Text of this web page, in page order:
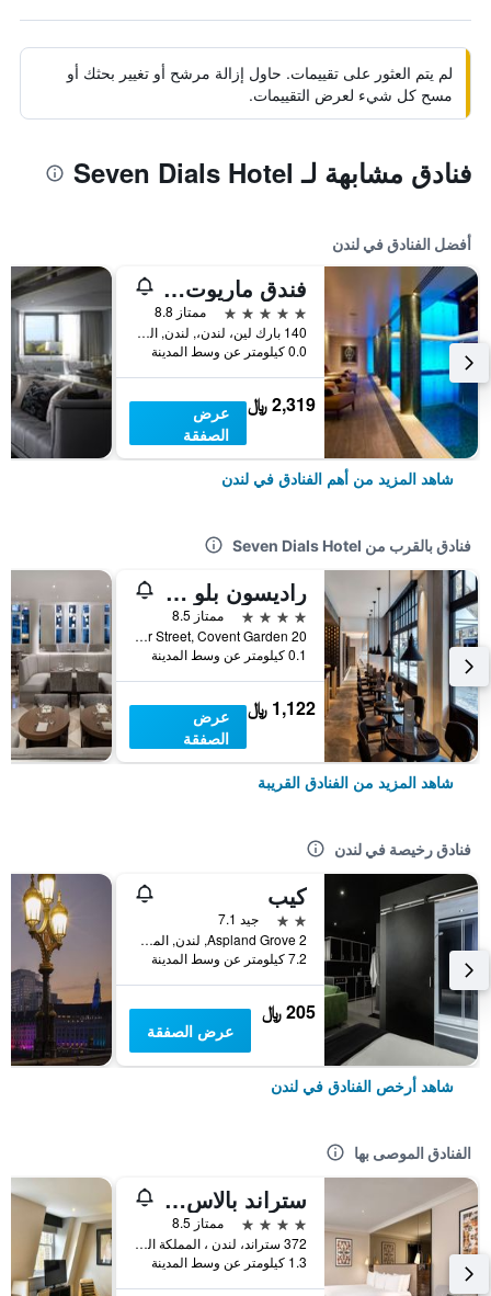
لم يتم العثور على تقييمات. حاول إزالة مرشح أو تغيير بحثك أو
مسح كل شيء لعرض التقييمات.
فنادق مشابهة لـ Seven Dials Hotel
أفضل الفنادق في لندن
فندق ماريوت لندن بارك لاين
5 نجوم
ممتاز 8.8
140 بارك لين، لندن،, لندن, المملكة المتحدة
0.0 كيلومتر عن وسط المدينة
2,319 ﷼
عرض
الصفقة
شاهد المزيد من أهم الفنادق في لندن
فنادق بالقرب من Seven Dials Hotel
راديسون بلو هوتل، لندن ميرسر ستريت
4 نجوم
ممتاز 8.5
20 Mercer Street, Covent Garden, لندن, المملكة المتحدة
0.1 كيلومتر عن وسط المدينة
1,122 ﷼
عرض
الصفقة
شاهد المزيد من الفنادق القريبة
فنادق رخيصة في لندن
كيب
2 نجمتين
جيد 7.1
2 Aspland Grove, لندن, المملكة المتحدة
7.2 كيلومتر عن وسط المدينة
205 ﷼
عرض الصفقة
شاهد أرخص الفنادق في لندن
الفنادق الموصى بها
ستراند بالاس هوتل
4 نجوم
ممتاز 8.5
372 ستراند، لندن ، المملكة المتحدة, لندن, المملكة المتحدة
1.3 كيلومتر عن وسط المدينة